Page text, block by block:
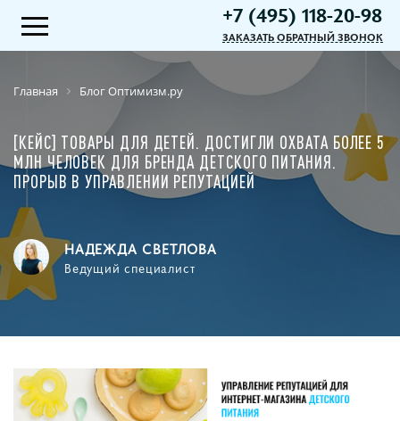
+7 (495) 118-20-98
ЗАКАЗАТЬ ОБРАТНЫЙ ЗВОНОК
Главная Блог Оптимизм.ру
[КЕЙС] ТОВАРЫ ДЛЯ ДЕТЕЙ. ДОСТИГЛИ ОХВАТА БОЛЕЕ 5
МЛН ЧЕЛОВЕК ДЛЯ БРЕНДА ДЕТСКОГО ПИТАНИЯ.
ПРОРЫВ В УПРАВЛЕНИИ РЕПУТАЦИЕЙ
НАДЕЖДА СВЕТЛОВА
Ведущий специалист